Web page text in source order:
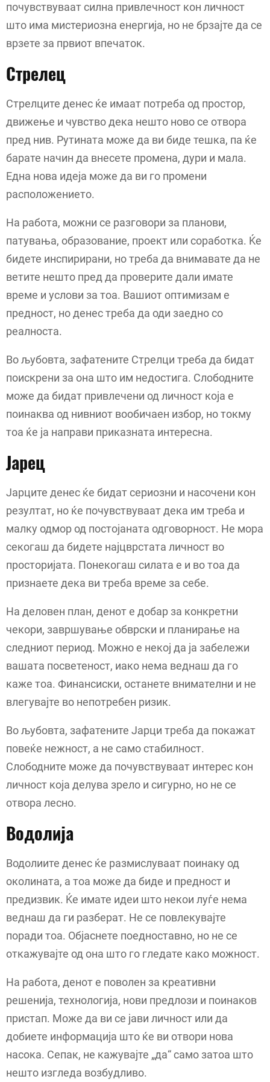
почувствуваат силна привлечност кон личност
што има мистериозна енергија, но не брзајте да се
врзете за првиот впечаток.
Стрелец
Стрелците денес ќе имаат потреба од простор,
движење и чувство дека нешто ново се отвора
пред нив. Рутината може да ви биде тешка, па ќе
барате начин да внесете промена, дури и мала.
Една нова идеја може да ви го промени
расположението.
На работа, можни се разговори за планови,
патувања, образование, проект или соработка. Ќе
бидете инспирирани, но треба да внимавате да не
ветите нешто пред да проверите дали имате
време и услови за тоа. Вашиот оптимизам е
предност, но денес треба да оди заедно со
реалноста.
Во љубовта, зафатените Стрелци треба да бидат
поискрени за она што им недостига. Слободните
може да бидат привлечени од личност која е
поинаква од нивниот вообичаен избор, но токму
тоа ќе ја направи приказната интересна.
Јарец
Јарците денес ќе бидат сериозни и насочени кон
резултат, но ќе почувствуваат дека им треба и
малку одмор од постојаната одговорност. Не мора
секогаш да бидете најцврстата личност во
просторијата. Понекогаш силата е и во тоа да
признаете дека ви треба време за себе.
На деловен план, денот е добар за конкретни
чекори, завршување обврски и планирање на
следниот период. Можно е некој да ја забележи
вашата посветеност, иако нема веднаш да го
каже тоа. Финансиски, останете внимателни и не
влегувајте во непотребен ризик.
Во љубовта, зафатените Јарци треба да покажат
повеќе нежност, а не само стабилност.
Слободните може да почувствуваат интерес кон
личност која делува зрело и сигурно, но не се
отвора лесно.
Водолија
Водолиите денес ќе размислуваат поинаку од
околината, а тоа може да биде и предност и
предизвик. Ќе имате идеи што некои луѓе нема
веднаш да ги разберат. Не се повлекувајте
поради тоа. Објаснете поедноставно, но не се
откажувајте од она што го гледате како можност.
На работа, денот е поволен за креативни
решенија, технологија, нови предлози и поинаков
пристап. Може да ви се јави личност или да
добиете информација што ќе ви отвори нова
насока. Сепак, не кажувајте „да“ само затоа што
нешто изгледа возбудливо.